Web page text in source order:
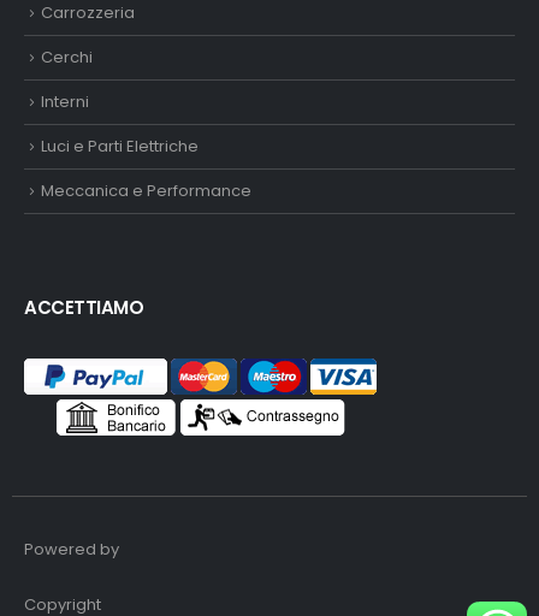
Carrozzeria
Cerchi
Interni
Luci e Parti Elettriche
Meccanica e Performance
ACCETTIAMO
Powered by
Copyright